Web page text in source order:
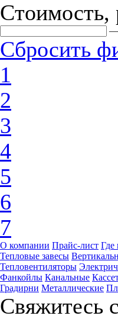
Стоимость,
—
Сбросить
1
2
3
4
5
6
7
О компании Прайс-лист Где
Тепловые завесы
Тепловентиляторы
Фанкойлы Канальные
Градирни Металлические
Свяжитесь